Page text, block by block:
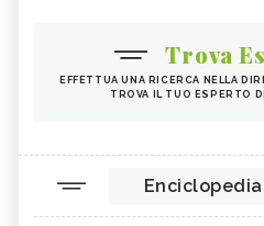
Trova
EFFETTUA UNA RICERCA NELLA
TROVA IL TUO ESPERTO